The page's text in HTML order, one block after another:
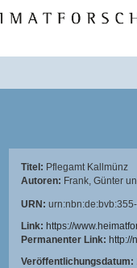
Titel: Pflegamt Kallmünz
Autoren: Frank, Günter
URN:
Link: https://
Permanenter Link:
Veröffentlichungsdatum: